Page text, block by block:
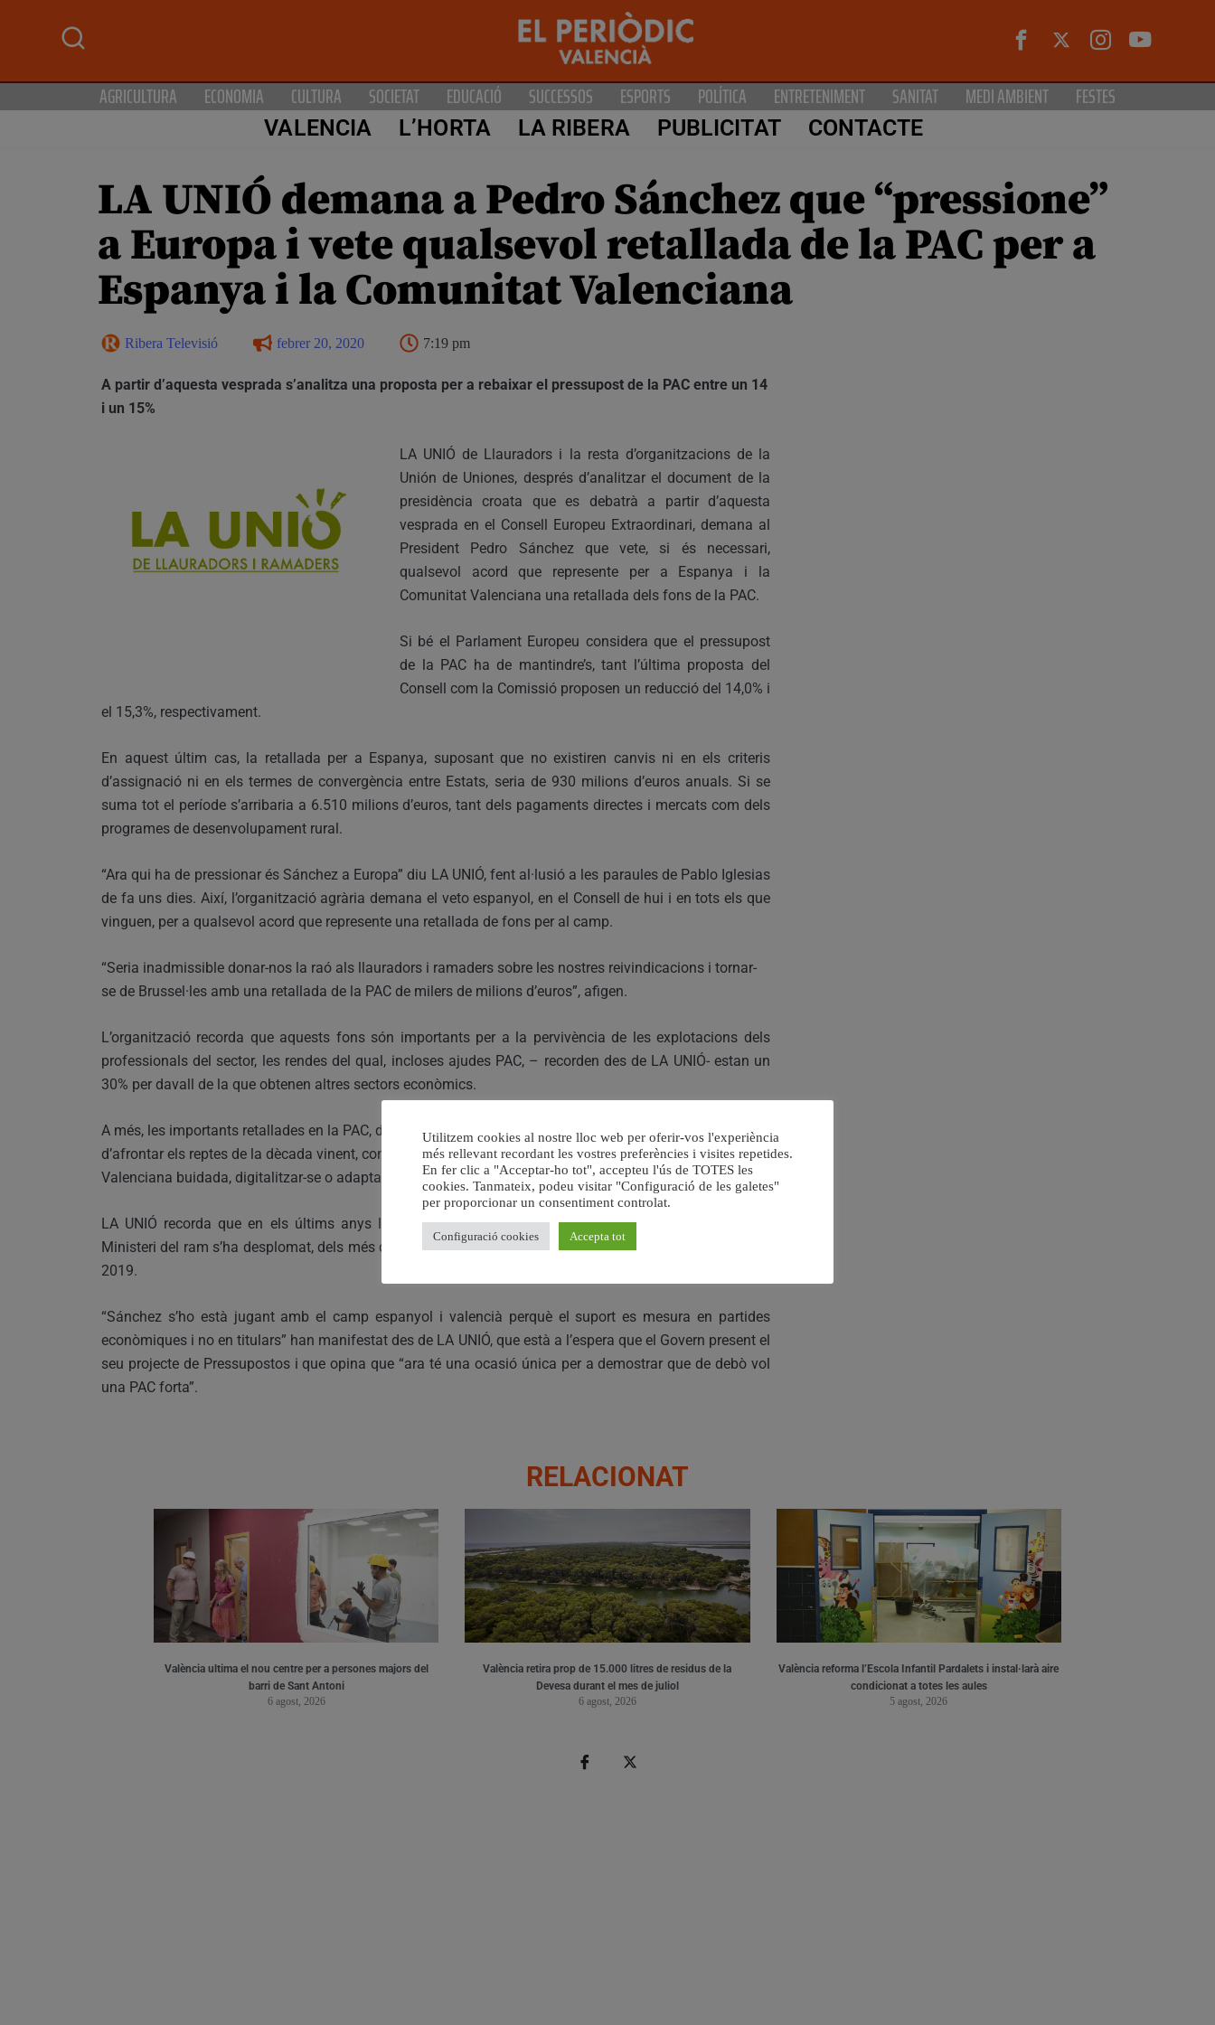
AGRICULTURA ECONOMIA CULTURA SOCIETAT EDUCACIÓ SUCCESSOS ESPORTS POLÍTICA ENTRETENIMENT SANITAT MEDI AMBIENT FESTES
VALENCIA L’HORTA LA RIBERA PUBLICITAT CONTACTE
LA UNIÓ demana a Pedro Sánchez que “pressione”
a Europa i vete qualsevol retallada de la PAC per a
Espanya i la Comunitat Valenciana
Ribera Televisió febrer 20, 2020 7:19 pm
A partir d’aquesta vesprada s’analitza una proposta per a rebaixar el pressupost de la PAC entre un 14
i un 15%
LA UNIÓ de Llauradors i la resta d’organitzacions de la
Unión de Uniones, després d’analitzar el document de la
presidència croata que es debatrà a partir d’aquesta
vesprada en el Consell Europeu Extraordinari, demana al
President Pedro Sánchez que vete, si és necessari,
qualsevol acord que represente per a Espanya i la
Comunitat Valenciana una retallada dels fons de la PAC.
Si bé el Parlament Europeu considera que el pressupost
de la PAC ha de mantindre’s, tant l’última proposta del
Consell com la Comissió proposen un reducció del 14,0% i
el 15,3%, respectivament.
En aquest últim cas, la retallada per a Espanya, suposant que no existiren canvis ni en els criteris
d’assignació ni en els termes de convergència entre Estats, seria de 930 milions d’euros anuals. Si se
suma tot el període s’arribaria a 6.510 milions d’euros, tant dels pagaments directes i mercats com dels
programes de desenvolupament rural.
“Ara qui ha de pressionar és Sánchez a Europa” diu LA UNIÓ, fent al·lusió a les paraules de Pablo Iglesias
de fa uns dies. Així, l’organització agrària demana el veto espanyol, en el Consell de hui i en tots els que
vinguen, per a qualsevol acord que represente una retallada de fons per al camp.
“Seria inadmissible donar-nos la raó als llauradors i ramaders sobre les nostres reivindicacions i tornar-
se de Brussel·les amb una retallada de la PAC de milers de milions d’euros”, afigen.
L’organització recorda que aquests fons són importants per a la pervivència de les explotacions dels
professionals del sector, les rendes del qual, incloses ajudes PAC, – recorden des de LA UNIÓ- estan un
30% per davall de la que obtenen altres sectors econòmics.
A més, les importants retallades en la PAC, disminuiran considerablement la capacitat del sector estatal
d’afrontar els reptes de la dècada vinent, com són contribuir a mantindre viva l’Espanya i la Comunitat
Valenciana buidada, digitalitzar-se o adaptar-se al canvi climàtic.
LA UNIÓ recorda que en els últims anys l’aportació de l’Estat als comptes d’Agricultura a través del
Ministeri del ram s’ha desplomat, dels més de 4.000 milions d’euros de 2009, als a penes 840 milions en
2019.
“Sánchez s’ho està jugant amb el camp espanyol i valencià perquè el suport es mesura en partides
econòmiques i no en titulars” han manifestat des de LA UNIÓ, que està a l’espera que el Govern present el
seu projecte de Pressupostos i que opina que “ara té una ocasió única per a demostrar que de debò vol
una PAC forta”.
RELACIONAT
València ultima el nou centre per a persones majors del
barri de Sant Antoni
6 agost, 2026
València retira prop de 15.000 litres de residus de la
Devesa durant el mes de juliol
6 agost, 2026
València reforma l’Escola Infantil Pardalets i instal·larà aire
condicionat a totes les aules
5 agost, 2026
Utilitzem cookies al nostre lloc web per oferir-vos l'experiència
més rellevant recordant les vostres preferències i visites repetides.
En fer clic a "Acceptar-ho tot", accepteu l'ús de TOTES les
cookies. Tanmateix, podeu visitar "Configuració de les galetes"
per proporcionar un consentiment controlat.
Configuració cookies Accepta tot